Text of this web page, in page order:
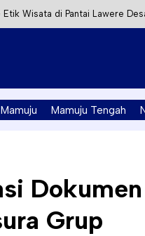
Etik Wisata di Pantai Lawere
Satu Lagi Kabur ke
Kasus Tambang
Mamuju Mamuju Tengah
Dokumen
Grup